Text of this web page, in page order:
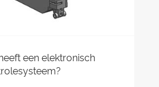
een elektronisch